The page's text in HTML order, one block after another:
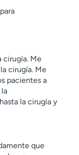
cirugía. Me
cirugía. Me
pacientes a
la cirugía y
que